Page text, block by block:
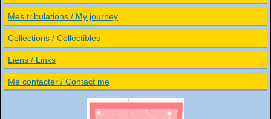
Mes tribulations / My journey
Collections / Collectibles
Liens / Links
Me contacter / Contact me